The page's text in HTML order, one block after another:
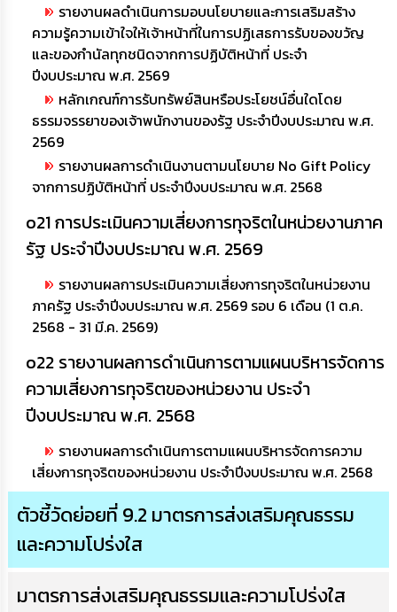
รายงานผลดำเนินการมอบนโยบายและการเสริมสร้าง
ความรู้ความเข้าใจให้เจ้าหน้าที่ในการปฏิเสธการรับของขวัญ
และของกํานัลทุกชนิดจากการปฏิบัติหน้าที่ ประจำ
ปีงบประมาณ พ.ศ. 2569
หลักเกณฑ์การรับทรัพย์สินหรือประโยชน์อื่นใดโดย
ธรรมจรรยาของเจ้าพนักงานของรัฐ ประจำปีงบประมาณ พ.ศ.
2569
รายงานผลการดำเนินงานตามนโยบาย No Gift Policy
จากการปฏิบัติหน้าที่ ประจำปีงบประมาณ พ.ศ. 2568
o21 การประเมินความเสี่ยงการทุจริตในหน่วยงานภาค
รัฐ ประจำปีงบประมาณ พ.ศ. 2569
รายงานผลการประเมินความเสี่ยงการทุจริตในหน่วยงาน
ภาครัฐ ประจำปีงบประมาณ พ.ศ. 2569 รอบ 6 เดือน (1 ต.ค.
2568 - 31 มี.ค. 2569)
o22 รายงานผลการดำเนินการตามแผนบริหารจัดการ
ความเสี่ยงการทุจริตของหน่วยงาน ประจำ
ปีงบประมาณ พ.ศ. 2568
รายงานผลการดำเนินการตามแผนบริหารจัดการความ
เสี่ยงการทุจริตของหน่วยงาน ประจำปีงบประมาณ พ.ศ. 2568
ตัวชี้วัดย่อยที่ 9.2 มาตรการส่งเสริมคุณธรรม
และความโปร่งใส
มาตรการส่งเสริมคุณธรรมและความโปร่งใส